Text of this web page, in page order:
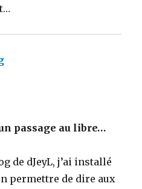
passage au libre…
de dJeyL, j’ai installé
permettre de dire aux